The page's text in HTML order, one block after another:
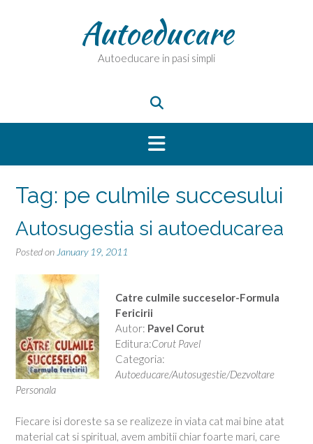
Autoeducare
Autoeducare in pasi simpli
Tag: pe culmile succesului
Autosugestia si autoeducarea
Posted on January 19, 2011
Catre culmile succeselor-Formula
Fericirii
Autor: Pavel Corut
Editura:Corut Pavel
Categoria:
Autoeducare/Autosugestie/Dezvoltare
Personala
Fiecare isi doreste sa se realizeze in viata cat mai bine atat
material cat si spiritual, avem ambitii chiar foarte mari, care